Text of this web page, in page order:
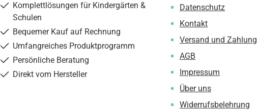
Datenschutz
Kontakt
Versand und Zahlung
AGB
Impressum
Über uns
Widerrufsbelehrung
Komplettlösungen für Kindergärten &
Schulen
Bequemer Kauf auf Rechnung
Umfangreiches Produktprogramm
Persönliche Beratung
Direkt vom Hersteller